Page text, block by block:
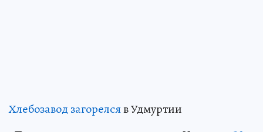
Хлебозавод загорелсяв Удмуртии